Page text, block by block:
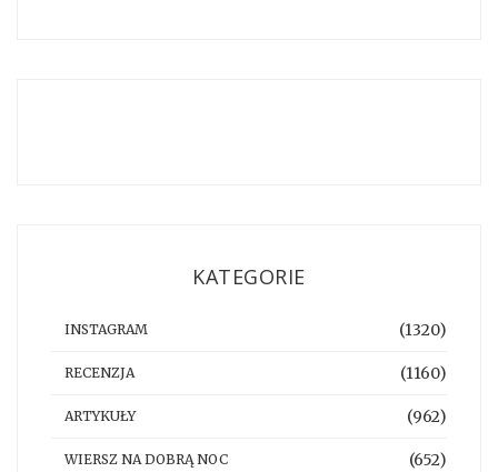
KATEGORIE
INSTAGRAM (1320)
RECENZJA (1160)
ARTYKUŁY (962)
WIERSZ NA DOBRĄ NOC (652)